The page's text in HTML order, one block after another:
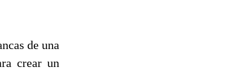
de una
crear un